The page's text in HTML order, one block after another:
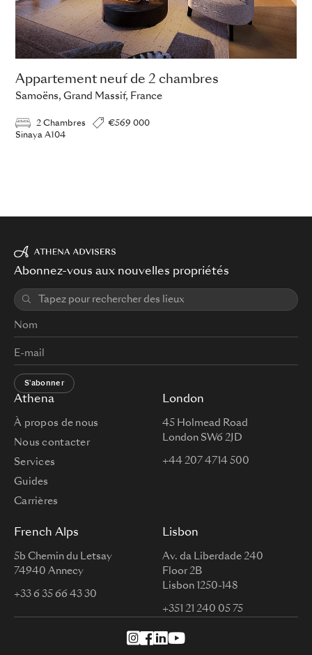
Appartement neuf de 2 chambres
Samoëns, Grand Massif, France
2 Chambres
€569 000
Sinaya A104
Athena
À propos de nous
Nous contacter
Services
Guides
Carrières
London
45 Holmead Road
London SW6 2JD
+44 207 4714 500
French Alps
5b Chemin du Letsay
74940 Annecy
+33 6 35 66 43 30
Lisbon
Av. da Liberdade 240
Floor 2B
Lisbon 1250-148
+351 21 240 05 75
Abonnez-vous aux nouvelles propriétés
S'abonner